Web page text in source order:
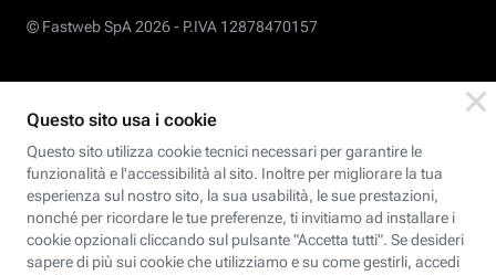
© Fastweb SpA 2026 - P.IVA 12878470157